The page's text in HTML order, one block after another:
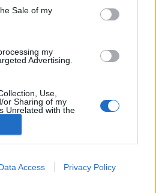
Sale of my
my
Advertising.
Use,
or Sharing of my
Unrelated with the
was collected.
Access Privacy Policy